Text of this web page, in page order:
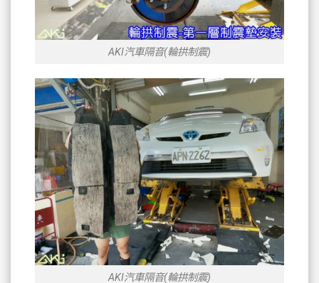
AKI汽車隔音(輪拱制震)
AKI汽車隔音(輪拱制震)